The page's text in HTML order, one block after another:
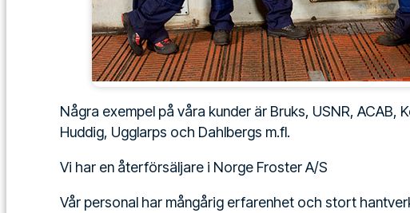
Några exempel på våra kunder är Bruks, USNR, ACAB,
Huddig, Ugglarps och Dahlbergs m.fl.
Vi har en återförsäljare i Norge Froster A/S
Vår personal har mångårig erfarenhet och stort